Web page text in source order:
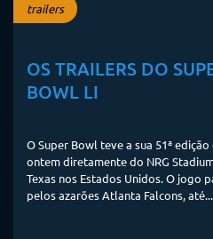
trailers
OS TRAILERS DO
BOWL LI
O Super Bowl teve a sua 51ª
ontem diretamente do NRG
Texas nos Estados Unidos. O jogo
pelos azarões Atlanta Falcons, até...